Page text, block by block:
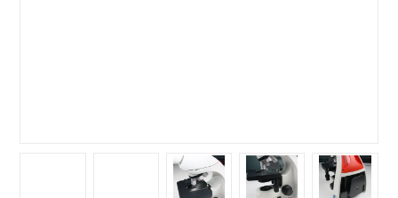
奥林巴斯BX41荧光显微镜